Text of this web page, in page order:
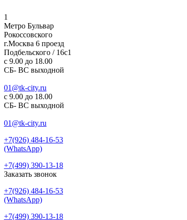
1
Метро Бульвар
Рокоссовского
г.Москва 6 проезд
Подбельского / 16с1
c 9.00 до 18.00
СБ- ВС выходной
01@tk-city.ru
c 9.00 до 18.00
СБ- ВС выходной
01@tk-city.ru
+7(926) 484-16-53
(WhatsApp)
+7(499) 390-13-18
Заказать звонок
+7(926) 484-16-53
(WhatsApp)
+7(499) 390-13-18